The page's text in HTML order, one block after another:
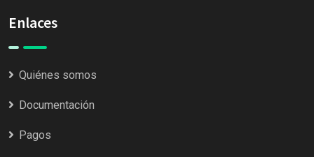
Enlaces
Quiénes somos
Documentación
Pagos